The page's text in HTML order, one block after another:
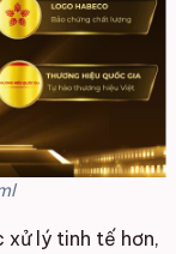
lý tinh tế hơn,